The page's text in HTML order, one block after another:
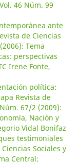
46 Núm. 99
ante
de Ciencias
Tema
perspectivas
Irene Fonte,
política:
Revista de
67/2 (2009):
Nación y
Vidal Bonifaz
testimoniales
Sociales y
Central: